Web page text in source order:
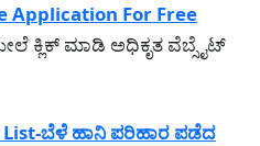
Application For Free
ಕ್ಲಿಕ್ ಮಾಡಿ ಅಧಿಕೃತ ವೆಬ್ಸೈಟ್
List-ಬೆಳೆ ಹಾನಿ ಪರಿಹಾರ ಪಡೆದ